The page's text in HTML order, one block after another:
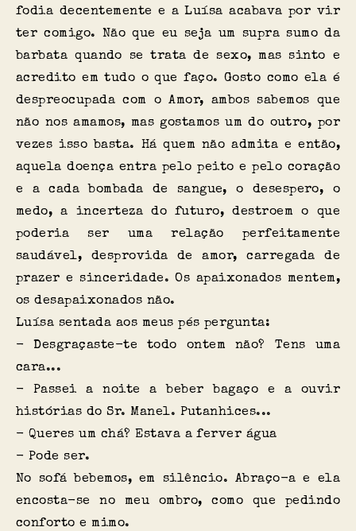
fodia decentemente e a Luísa acabava por vir
ter comigo. Não que eu seja um supra sumo da
barbata quando se trata de sexo, mas sinto e
acredito em tudo o que faço. Gosto como ela é
despreocupada com o Amor, ambos sabemos que
não nos amamos, mas gostamos um do outro, por
vezes isso basta. Há quem não admita e então,
aquela doença entra pelo peito e pelo coração
e a cada bombada de sangue, o desespero, o
medo, a incerteza do futuro, destroem o que
poderia ser uma relação perfeitamente
saudável, desprovida de amor, carregada de
prazer e sinceridade. Os apaixonados mentem,
os desapaixonados não.
Luísa sentada aos meus pés pergunta:
- Desgraçaste-te todo ontem não? Tens uma
cara...
- Passei a noite a beber bagaço e a ouvir
histórias do Sr. Manel. Putanhices...
- Queres um chá? Estava a ferver água
- Pode ser.
No sofá bebemos, em silêncio. Abraço-a e ela
encosta-se no meu ombro, como que pedindo
conforto e mimo.